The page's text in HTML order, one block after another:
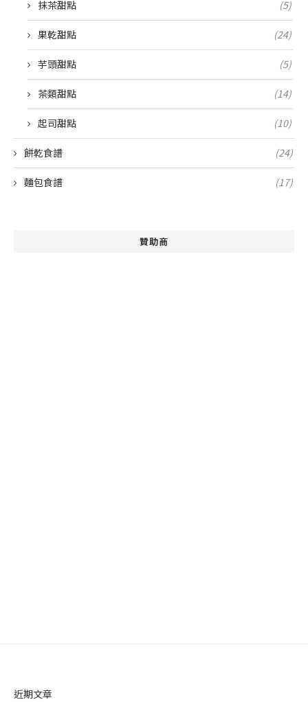
抹茶甜點 (5)
果乾甜點 (24)
芋頭甜點 (5)
茶類甜點 (14)
起司甜點 (10)
餅乾食譜 (24)
麵包食譜 (17)
贊助商
近期文章